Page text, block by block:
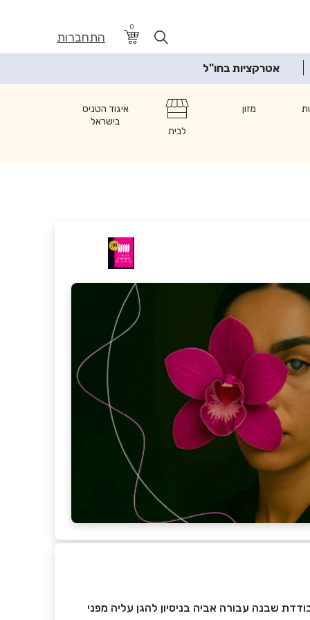
0
התחברות
אטרקציות בחו"ל
מזון
לבית
איגוד הטניס
בישראל
שבנה עבורה אביה בניסיון להגן עליה מפני